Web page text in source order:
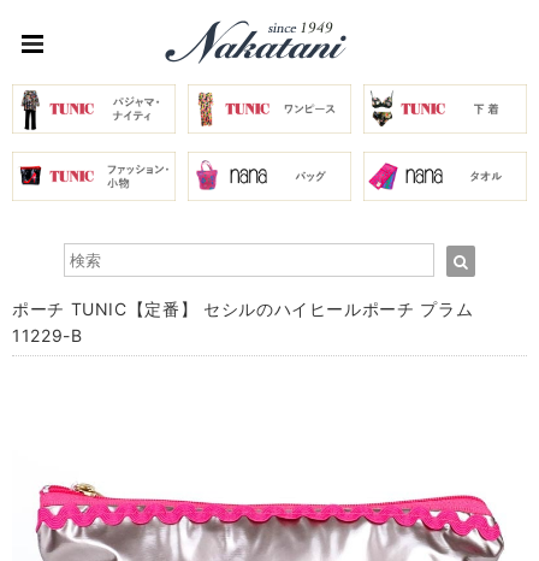
ポーチ TUNIC【定番】 セシルのハイヒールポーチ プラム
11229-B